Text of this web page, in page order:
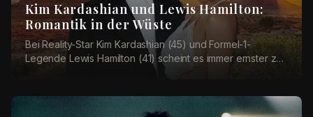
Kim Kardashian und Lewis Hamilton:
Romantik in der Wüste
Bei Reality-Star Kim Kardashian (45) und Formel-1-
Legende Lewis Hamilton (41) scheint es immer ernster zu